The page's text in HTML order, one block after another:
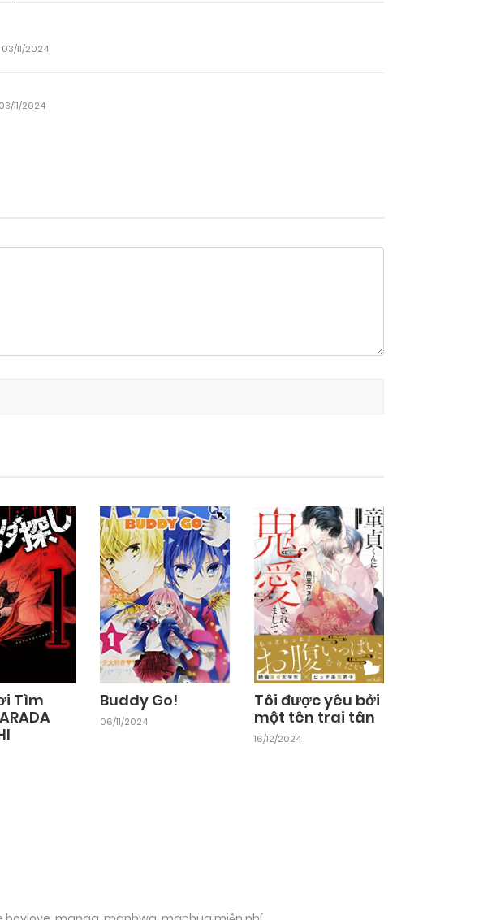
03/11/2024
03/11/2024
Tìm
Buddy Go!
06/11/2024
Tôi được yêu bởi
một tên trai tân
16/12/2024